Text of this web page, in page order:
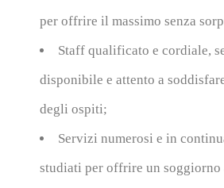
per offrire il massimo senza
Staff qualificato e cordiale,
disponibile e attento a
degli ospiti;
Servizi numerosi e in
studiati per offrire un soggiorno